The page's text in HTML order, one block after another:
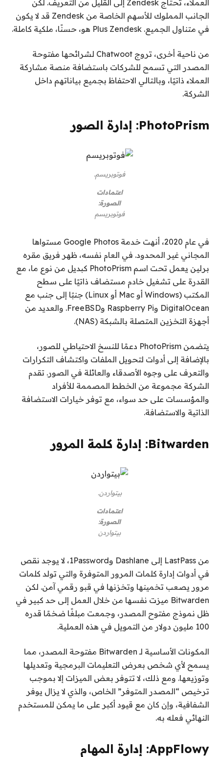
العملاء، تحتاج Zendesk إلى القليل من التعريف. لكن
الجانب المملوك للأسهم الخاصة من Zendesk قد لا يكون
في متناول الجميع. Plus Zendesk هو، حسنًا، ملكية كاملة.
من ناحية أخرى، تروج Chatwoot لشرائحها مفتوحة
المصدر التي تسمح للشركات باستضافة منصة مشاركة
العملاء ذاتيًا، وبالتالي الاحتفاظ بجميع بياناتهم داخل
الشركة.
PhotoPrism: إدارة الصور
فوتوبريسم.
اعتمادات
الصورة:
فوتوبريسم
في عام 2020، أنهت خدمة Google Photos مستواها
المجاني غير المحدود. في العام نفسه، ظهر فريق مقره
برلين يعمل تحت اسم PhotoPrism كبديل من نوع ما، مع
القدرة على تشغيل خادم مستضاف ذاتيًا على سطح
المكتب (Windows أو Mac أو Linux) جنبًا إلى جنب مع
DigitalOcean وRaspberry Pi وFreeBSD. والعديد من
أجهزة التخزين المتصلة بالشبكة (NAS).
يتضمن PhotoPrism دعمًا للنسخ الاحتياطي للصور،
بالإضافة إلى أدوات لتحويل الملفات واكتشاف التكرارات
والتعرف على وجوه الأصدقاء والعائلة في الصور. تقدم
الشركة مجموعة من الخطط المصممة للأفراد
والمؤسسات على حد سواء، مع توفر خيارات الاستضافة
الذاتية والاستضافة.
Bitwarden: إدارة كلمة المرور
بيتواردن.
اعتمادات
الصورة:
بيتواردن
من LastPass إلى Dashlane و1Password، لا يوجد نقص
في أدوات إدارة كلمات المرور المتوفرة والتي تولد كلمات
مرور يصعب تخمينها وتخزنها في قبو رقمي آمن. لكن
Bitwarden ميزت نفسها من خلال العمل إلى حد كبير في
ظل نموذج مفتوح المصدر، وجمعت مبلغًا ضخمًا قدره
100 مليون دولار من التمويل في هذه العملية.
المكونات الأساسية لـ Bitwarden مفتوحة المصدر، مما
يسمح لأي شخص بعرض التعليمات البرمجية وتعديلها
وتوزيعها. ومع ذلك، لا تتوفر بعض الميزات إلا بموجب
ترخيص “المصدر المتوفر” الخاص، والذي لا يزال يوفر
الشفافية، وإن كان مع قيود أكبر على ما يمكن للمستخدم
النهائي فعله به.
AppFlowy: إدارة المهام